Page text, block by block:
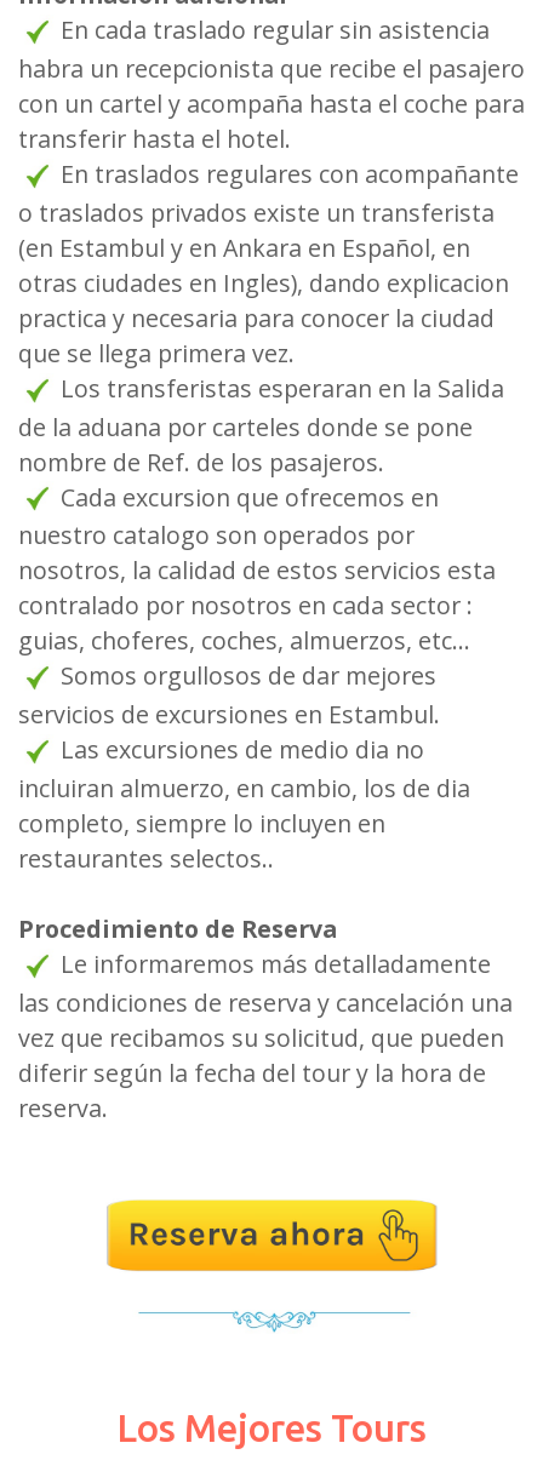
En cada traslado regular sin asistencia
habra un recepcionista que recibe el pasajero
con un cartel y acompaña hasta el coche para
transferir hasta el hotel.
En traslados regulares con acompañante
o traslados privados existe un transferista
(en Estambul y en Ankara en Español, en
otras ciudades en Ingles), dando explicacion
practica y necesaria para conocer la ciudad
que se llega primera vez.
Los transferistas esperaran en la Salida
de la aduana por carteles donde se pone
nombre de Ref. de los pasajeros.
Cada excursion que ofrecemos en
nuestro catalogo son operados por
nosotros, la calidad de estos servicios esta
contralado por nosotros en cada sector :
guias, choferes, coches, almuerzos, etc…
Somos orgullosos de dar mejores
servicios de excursiones en Estambul.
Las excursiones de medio dia no
incluiran almuerzo, en cambio, los de dia
completo, siempre lo incluyen en
restaurantes selectos..
Procedimiento de Reserva
Le informaremos más detalladamente
las condiciones de reserva y cancelación una
vez que recibamos su solicitud, que pueden
diferir según la fecha del tour y la hora de
reserva.
Los Mejores Tours